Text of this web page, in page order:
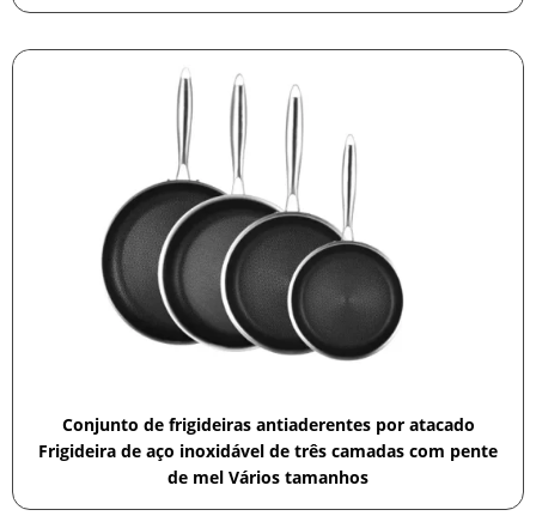
Conjunto de frigideiras antiaderentes por atacado
Frigideira de aço inoxidável de três camadas com pente
de mel Vários tamanhos